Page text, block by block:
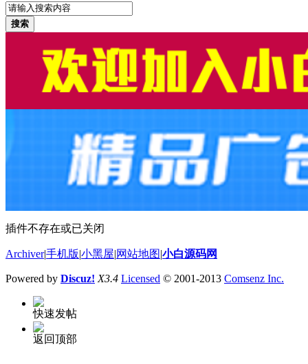
搜索
插件不存在或已关闭
Archiver|手机版 小黑屋 网站地图 小白源码网
Powered by Discuz! X3.4 Licensed © 2001-2013 Comsenz Inc.
快速发帖
返回顶部